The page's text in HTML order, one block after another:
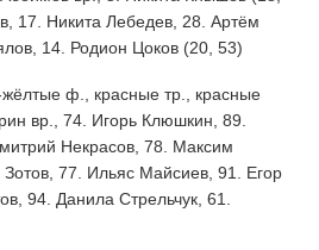
17. Никита Лебедев, 28. Артём
14. Родион Цоков (20, 53)
жёлтые ф., красные тр., красные
вр., 74. Игорь Клюшкин, 89.
Некрасов, 78. Максим
77. Ильяс Майсиев, 91. Егор
94. Данила Стрельчук, 61.